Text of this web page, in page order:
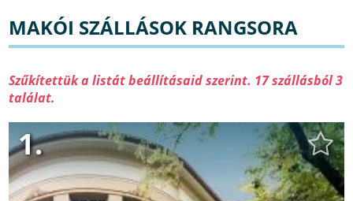
MAKÓI SZÁLLÁSOK RANGSORA
Szűkítettük a listát beállításaid szerint. 17 szállásból 3
találat.
1.